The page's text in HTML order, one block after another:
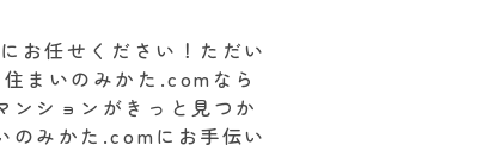
お任せください！ただい
まいのみかた.comなら
ンションがきっと見つか
のみかた.comにお手伝い